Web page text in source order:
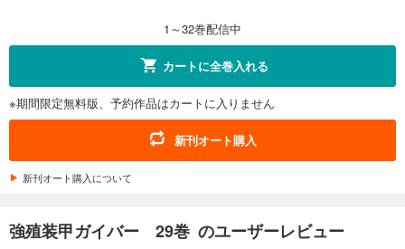
強殖装甲ガイバー 32巻
円 (税込)
1～32巻配信中
カートに全巻入れる
※期間限定無料版、予約作品はカートに入りません
新刊オート購入
新刊オート購入について
強殖装甲ガイバー 29巻 のユーザーレビュー